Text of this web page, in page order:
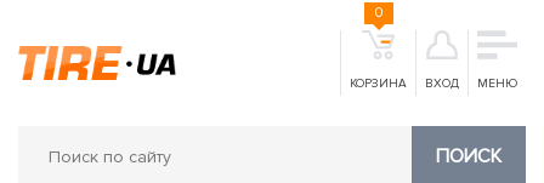
КОРЗИНА
0
ВХОД МЕНЮ
ПОИСК